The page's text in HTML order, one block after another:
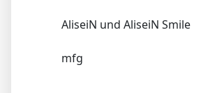
AliseiN und AliseiN Smile
mfg